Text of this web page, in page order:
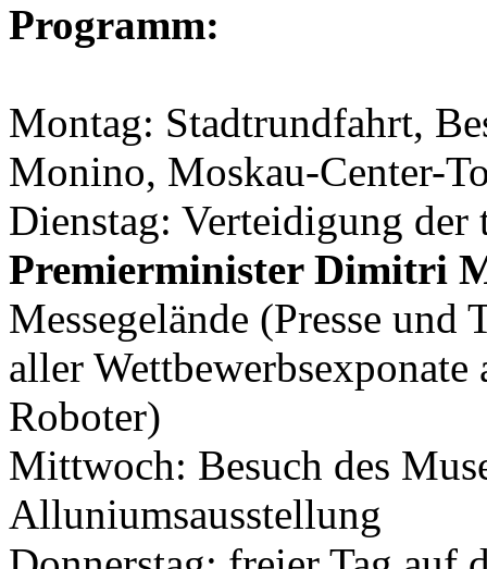
Programm:
Montag: Stadtrundfahrt,
Monino, Moskau-Center-
Dienstag: Verteidigung
Premierminister Dimitri
Messegelände (Presse
aller
Roboter)
Mittwoch: Besuch des
Alluniumsausstellung